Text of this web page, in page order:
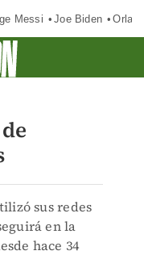
Messi Joe Biden
sus redes
en la
hace 34